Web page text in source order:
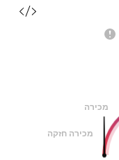
מכירה
מכירה חזקה